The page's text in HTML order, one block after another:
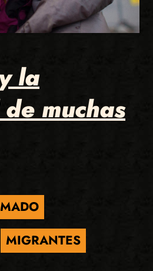
la
muchas
MIGRANTES